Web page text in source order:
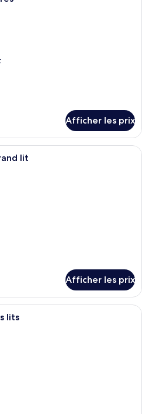
Afficher les prix
Une chambre moderne avec un lit,
lit
Afficher les prix
Une chambre d’hôtel avec deux
lits